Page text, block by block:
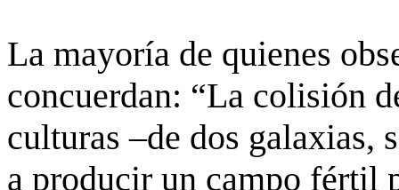
La mayoría de quienes
concuerdan: “La colisión
culturas –de dos galaxias,
a producir un campo fértil